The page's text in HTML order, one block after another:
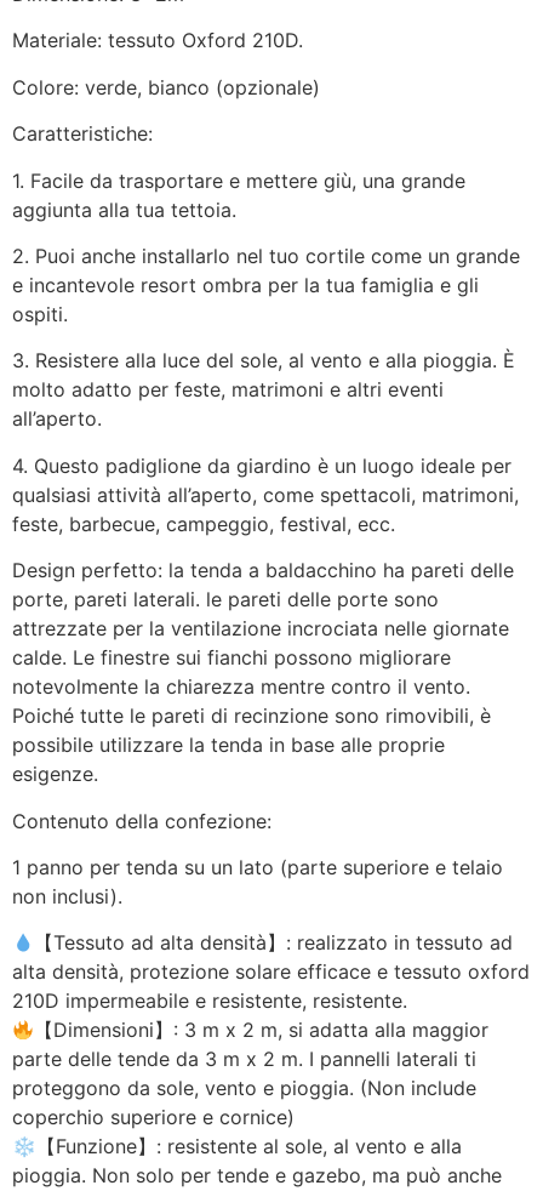
Materiale: tessuto Oxford 210D.
Colore: verde, bianco (opzionale)
Caratteristiche:
1. Facile da trasportare e mettere giù, una grande
aggiunta alla tua tettoia.
2. Puoi anche installarlo nel tuo cortile come un grande
e incantevole resort ombra per la tua famiglia e gli
ospiti.
3. Resistere alla luce del sole, al vento e alla pioggia. È
molto adatto per feste, matrimoni e altri eventi
all’aperto.
4. Questo padiglione da giardino è un luogo ideale per
qualsiasi attività all’aperto, come spettacoli, matrimoni,
feste, barbecue, campeggio, festival, ecc.
Design perfetto: la tenda a baldacchino ha pareti delle
porte, pareti laterali. le pareti delle porte sono
attrezzate per la ventilazione incrociata nelle giornate
calde. Le finestre sui fianchi possono migliorare
notevolmente la chiarezza mentre contro il vento.
Poiché tutte le pareti di recinzione sono rimovibili, è
possibile utilizzare la tenda in base alle proprie
esigenze.
Contenuto della confezione:
1 panno per tenda su un lato (parte superiore e telaio
non inclusi).
【Tessuto ad alta densità】: realizzato in tessuto ad
alta densità, protezione solare efficace e tessuto oxford
210D impermeabile e resistente, resistente.
【Dimensioni】: 3 m x 2 m, si adatta alla maggior
parte delle tende da 3 m x 2 m. I pannelli laterali ti
proteggono da sole, vento e pioggia. (Non include
coperchio superiore e cornice)
❄【Funzione】: resistente al sole, al vento e alla
pioggia. Non solo per tende e gazebo, ma può anche